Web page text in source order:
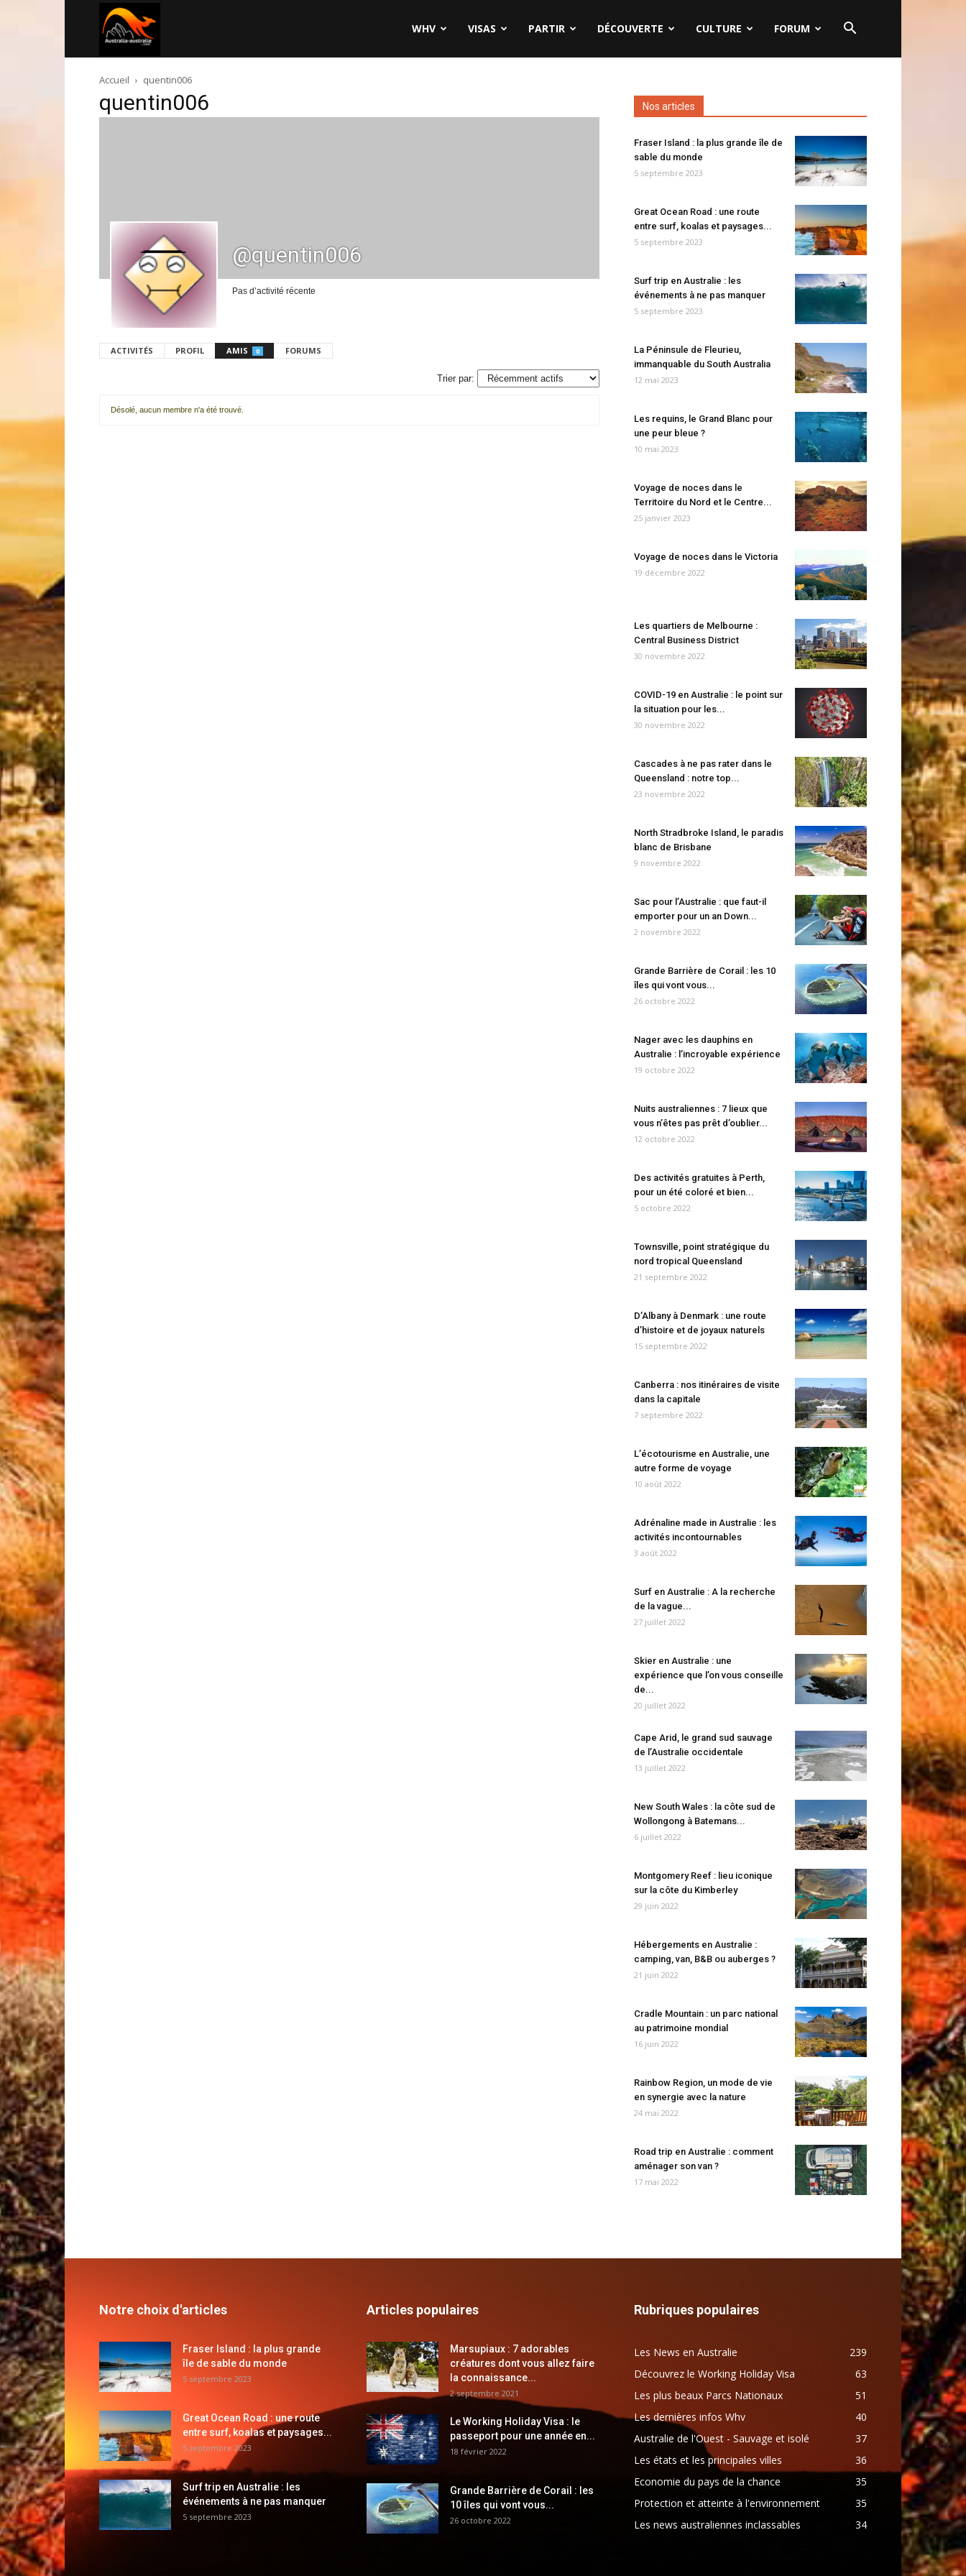
australie.com
WHV VISAS PARTIR DÉCOUVERTE CULTURE FORUM
Accueil quentin006
quentin006
@quentin006
Pas d’activité récente
ACTIVITÉS PROFIL AMIS 0 FORUMS
Trier par:
Désolé, aucun membre n'a été trouvé.
Nos articles
Fraser Island : la plus grande île de
sable du monde
5 septembre 2023
Great Ocean Road : une route
entre surf, koalas et paysages...
5 septembre 2023
Surf trip en Australie : les
événements à ne pas manquer
5 septembre 2023
La Péninsule de Fleurieu,
immanquable du South Australia
12 mai 2023
Les requins, le Grand Blanc pour
une peur bleue ?
10 mai 2023
Voyage de noces dans le
Territoire du Nord et le Centre...
25 janvier 2023
Voyage de noces dans le Victoria
19 décembre 2022
Les quartiers de Melbourne :
Central Business District
30 novembre 2022
COVID-19 en Australie : le point sur
la situation pour les...
30 novembre 2022
Cascades à ne pas rater dans le
Queensland : notre top...
23 novembre 2022
North Stradbroke Island, le paradis
blanc de Brisbane
9 novembre 2022
Sac pour l’Australie : que faut-il
emporter pour un an Down...
2 novembre 2022
Grande Barrière de Corail : les 10
îles qui vont vous...
26 octobre 2022
Nager avec les dauphins en
Australie : l’incroyable expérience
19 octobre 2022
Nuits australiennes : 7 lieux que
vous n’êtes pas prêt d’oublier...
12 octobre 2022
Des activités gratuites à Perth,
pour un été coloré et bien...
5 octobre 2022
Townsville, point stratégique du
nord tropical Queensland
21 septembre 2022
D’Albany à Denmark : une route
d’histoire et de joyaux naturels
15 septembre 2022
Canberra : nos itinéraires de visite
dans la capitale
7 septembre 2022
L’écotourisme en Australie, une
autre forme de voyage
10 août 2022
Adrénaline made in Australie : les
activités incontournables
3 août 2022
Surf en Australie : A la recherche
de la vague...
27 juillet 2022
Skier en Australie : une
expérience que l’on vous conseille
de...
20 juillet 2022
Cape Arid, le grand sud sauvage
de l’Australie occidentale
13 juillet 2022
New South Wales : la côte sud de
Wollongong à Batemans...
6 juillet 2022
Montgomery Reef : lieu iconique
sur la côte du Kimberley
29 juin 2022
Hébergements en Australie :
camping, van, B&B ou auberges ?
21 juin 2022
Cradle Mountain : un parc national
au patrimoine mondial
16 juin 2022
Rainbow Region, un mode de vie
en synergie avec la nature
24 mai 2022
Road trip en Australie : comment
aménager son van ?
17 mai 2022
Notre choix d'articles
Fraser Island : la plus grande
île de sable du monde
5 septembre 2023
Great Ocean Road : une route
entre surf, koalas et paysages...
5 septembre 2023
Surf trip en Australie : les
événements à ne pas manquer
5 septembre 2023
Articles populaires
Marsupiaux : 7 adorables
créatures dont vous allez faire
la connaissance...
2 septembre 2021
Le Working Holiday Visa : le
passeport pour une année en...
18 février 2022
Grande Barrière de Corail : les
10 îles qui vont vous...
26 octobre 2022
Rubriques populaires
Les News en Australie
239
Découvrez le Working Holiday Visa
63
Les plus beaux Parcs Nationaux
51
Les dernières infos Whv
40
Australie de l'Ouest - Sauvage et isolé
37
Les états et les principales villes
36
Economie du pays de la chance
35
Protection et atteinte à l'environnement
35
Les news australiennes inclassables
34